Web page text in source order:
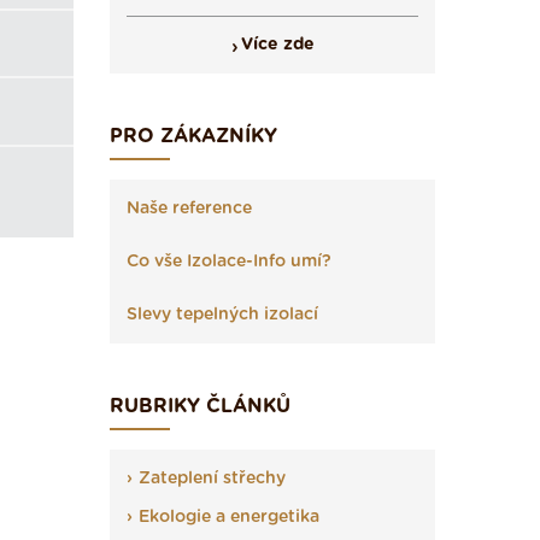
Více zde
PRO ZÁKAZNÍKY
Naše reference
Co vše Izolace-Info umí?
Slevy tepelných izolací
RUBRIKY ČLÁNKŮ
Zateplení střechy
Ekologie a energetika